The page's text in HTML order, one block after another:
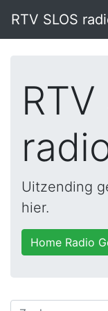
RTV SLOS
RTV
Uitzending
hier.
Home Radio